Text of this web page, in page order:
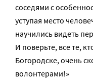
соседями с
уступая место
научились видеть
И поверьте, все те,
Богородске, очень
волонтерами!»